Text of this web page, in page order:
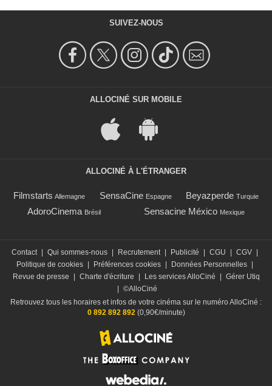
SUIVEZ-NOUS
ALLOCINÉ SUR MOBILE
ALLOCINÉ À L'ÉTRANGER
Filmstarts Allemagne SensaCine Espagne Beyazperde Turquie
AdoroCinema Brésil Sensacine México Mexique
Contact | Qui sommes-nous | Recrutement | Publicité | CGU | CGV |
Politique de cookies | Préférences cookies | Données Personnelles |
Revue de presse
| Charte d'écriture | Les services AlloCiné | Gérer Utiq
| ©AlloCiné
Retrouvez tous les horaires et infos de votre cinéma sur le numéro AlloCiné :
0 892 892 892 (0,90€/minute)